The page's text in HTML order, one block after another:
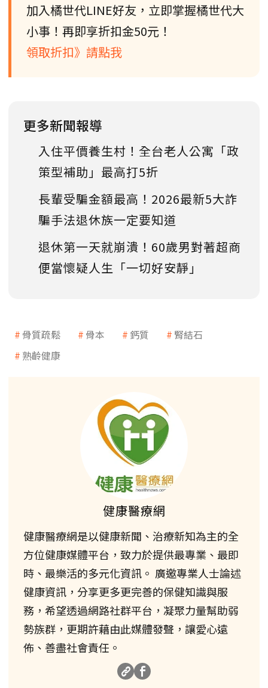
加入橘世代LINE好友，立即掌握橘世代大
小事！再即享折扣金50元！
領取折扣》請點我
更多新聞報導
入住平價養生村！全台老人公寓「政
策型補助」最高打5折
長輩受騙金額最高！2026最新5大詐
騙手法退休族一定要知道
退休第一天就崩潰！60歲男對著超商
便當懷疑人生「一切好安靜」
骨質疏鬆 骨本 鈣質
腎結石
熟齡健康
健康醫療網
健康醫療網是以健康新聞、治療新知為主的全
方位健康媒體平台，致力於提供最專業、最即
時、最樂活的多元化資訊。 廣邀專業人士論述
健康資訊，分享更多更完善的保健知識與服
務，希望透過網路社群平台，凝聚力量幫助弱
勢族群，更期許藉由此媒體發聲，讓愛心遠
佈、善盡社會責任。